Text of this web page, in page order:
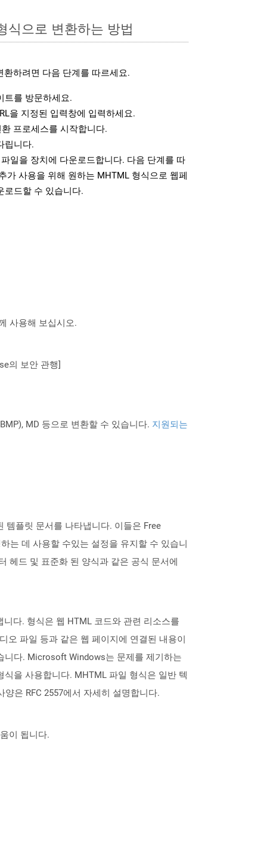
식으로 변환하는 방법
하려면 다음 단계를 따르세요.
트를 방문하세요.
을 지정된 입력창에 입력하세요.
프로세스를 시작합니다.
립니다.
일을 장치에 다운로드합니다. 다음 단계를 따
가 사용을 위해 원하는 MHTML 형식으로 웹페
로드할 수 있습니다.
사용해 보십시오.
의 보안 관행]
MD 등으로 변환할 수 있습니다. 지원되는
템플릿 문서를 나타냅니다. 이들은 Free
는 데 사용할 수있는 설정을 유지할 수 있습니
헤드 및 표준화 된 양식과 같은 공식 문서에
다. 형식은 웹 HTML 코드와 관련 리소스를
오 파일 등과 같은 웹 페이지에 연결된 내용이
니다. Microsoft Windows는 문제를 제기하는
을 사용합니다. MHTML 파일 형식은 일반 텍
은 RFC 2557에서 자세히 설명합니다.
이 됩니다.